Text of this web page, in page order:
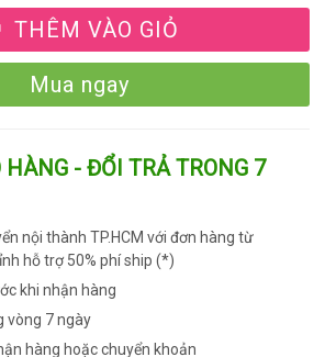
THÊM VÀO GIỎ
Mua ngay
HÀNG - ĐỔI TRẢ TRONG 7
nội thành TP.HCM với đơn hàng từ
hỗ trợ 50% phí ship (*)
khi nhận hàng
vòng 7 ngày
hàng hoặc chuyển khoản